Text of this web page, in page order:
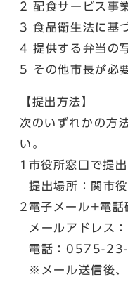
2 配食サービス事
3 食品衛生法に基
4 提供する弁当の
5 その他市長が必
【提出方法】
次のいずれかの方
い。
1市役所窓口で提出
提出場所：関市
2電子メール+電話
メールアドレス
電話：0575-23-
※メール送信後、